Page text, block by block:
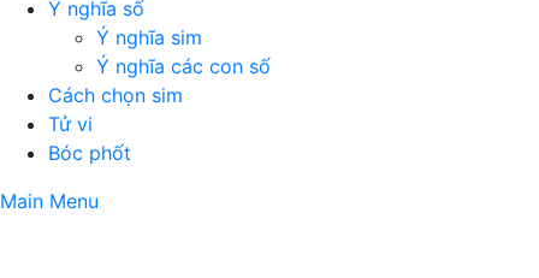
Ý nghĩa số
Ý nghĩa sim
Ý nghĩa các con số
Cách chọn sim
Tử vi
Bóc phốt
Main Menu